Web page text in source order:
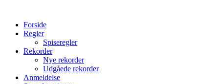
indholdForside
Regler
Spiseregler
Rekorder
Nye rekorder
Udgåede rekorder
Anmeldelse